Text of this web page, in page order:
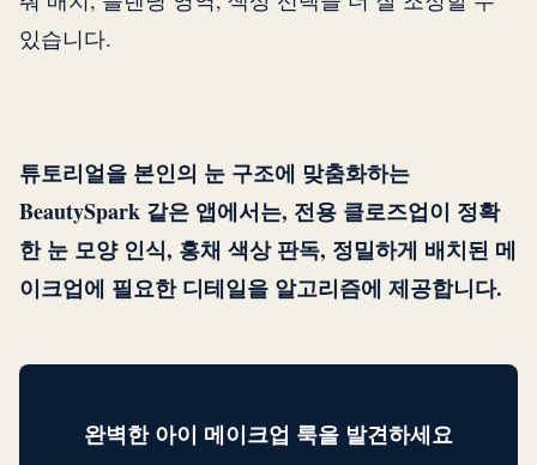
있습니다.
튜토리얼을 본인의 눈 구조에 맞춤화하는
BeautySpark 같은 앱에서는, 전용 클로즈업이 정확
한 눈 모양 인식, 홍채 색상 판독, 정밀하게 배치된 메
이크업에 필요한 디테일을 알고리즘에 제공합니다.
완벽한 아이 메이크업 룩을 발견하세요